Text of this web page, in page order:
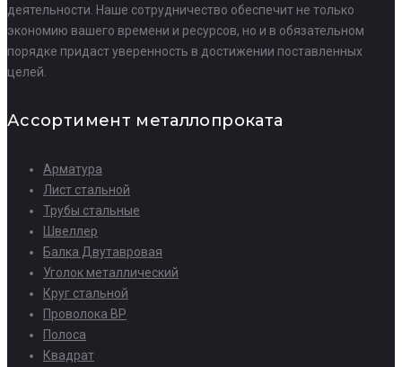
деятельности. Наше сотрудничество обеспечит не только
экономию вашего времени и ресурсов, но и в обязательном
порядке придаст уверенность в достижении поставленных
целей.
Ассортимент металлопроката
Арматура
Лист стальной
Трубы стальные
Швеллер
Балка Двутавровая
Уголок металлический
Круг стальной
Проволока ВР
Полоса
Квадрат